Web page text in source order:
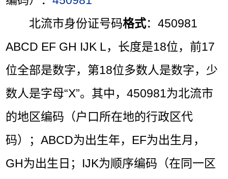
北流市身份证号码格式：450981
ABCD EF GH IJK L，长度是18位，前17
位全部是数字，第18位多数人是数字，少
数人是字母“X”。其中，450981为北流市
的地区编码（户口所在地的行政区代
码）；ABCD为出生年，EF为出生月，
GH为出生日；IJK为顺序编码（在同一区